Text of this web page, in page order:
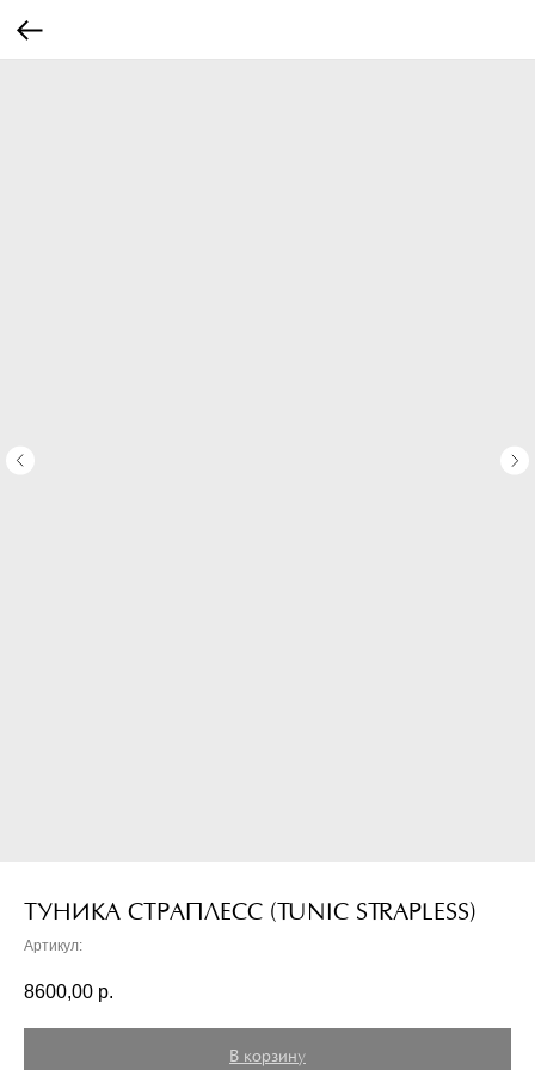
ТУНИКА СТРАПЛЕСС (TUNIC STRAPLESS)
Артикул:
8600,00 р.
В корзину